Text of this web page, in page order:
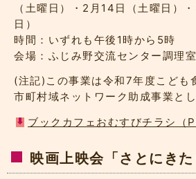
（土曜日）・2月14日（土曜日）
日）
時間：いずれも午後1時から5時
会場：ふじみ野交流センター調理室
(注記)この事業は令和7年度こども
市町村域ネットワーク助成事業と
ブックカフェおむすびチラシ（
映画上映会「さとにきた